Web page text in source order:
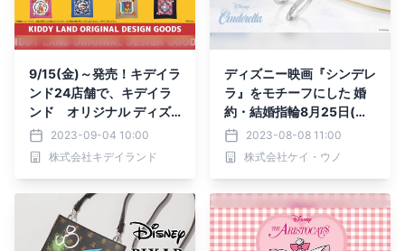
9/15(金)～発売！キデイラ
ンド24店舗で、キデイラ
ンド オリジナル ディズ
ニー ちびカラートートバ
ッグ発売!!
2023-09-04 10:00
株式会社キデイランド
ディズニー映画『シンデレ
ラ』をモチーフにした 婚
約・結婚指輪8月25日(金)
発売 ダイヤモンドと内側
の刻印で物語を感じられる
デザイン 全国のケイウノ
ルサイトにて
2023-08-08 11:00
株式会社ケイ・ウノ